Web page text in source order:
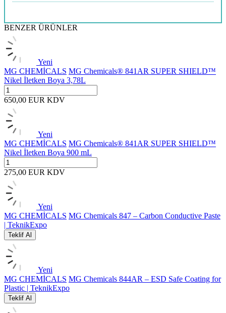
BENZER ÜRÜNLER
Yeni
MG CHEMİCALS MG Chemicals® 841AR SUPER SHIELD™
Nikel İletken Boya 3,78L
650,00 EUR KDV
Yeni
MG CHEMİCALS MG Chemicals® 841AR SUPER SHIELD™
Nikel İletken Boya 900 mL
275,00 EUR KDV
Yeni
MG CHEMİCALS MG Chemicals 847 – Carbon Conductive Paste
| TeknikExpo
Teklif Al
Yeni
MG CHEMİCALS MG Chemicals 844AR – ESD Safe Coating for
Plastic | TeknikExpo
Teklif Al